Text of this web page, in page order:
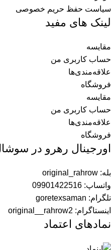
سیاست حفظ حریم خصوصی
لینک های مفید
مقایسه
حساب کاربری من
علاقه‌مندی‌ها
فروشگاه
مقایسه
حساب کاربری من
علاقه‌مندی‌ها
فروشگاه
اورجینال رهرو در
بله: original_rahrow
واتساپ: 09901422516
تلگرام: goretexsaman
اینستاگرام: original__rahrow2
نمادهای اعتماد